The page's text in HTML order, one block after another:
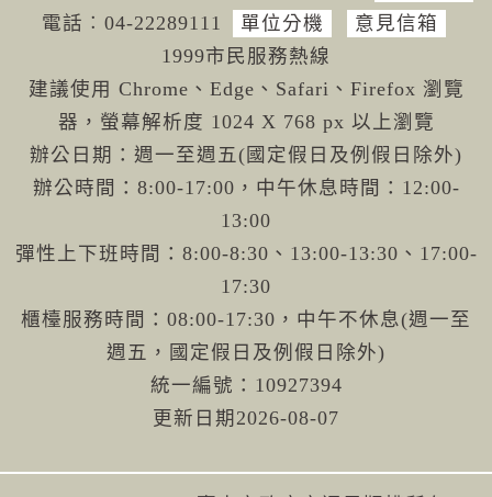
電話︰04-22289111 單位分機
意見信箱
1999市民服務熱線
建議使用 Chrome、Edge、Safari、Firefox 瀏覽
器，螢幕解析度 1024 X 768 px 以上瀏覽
辦公日期：週一至週五(國定假日及例假日除外)
辦公時間：8:00-17:00，中午休息時間：12:00-
13:00
彈性上下班時間：8:00-8:30、13:00-13:30、17:00-
17:30
櫃檯服務時間：08:00-17:30，中午不休息(週一至
週五，國定假日及例假日除外)
統一編號：10927394
更新日期 2026-08-07